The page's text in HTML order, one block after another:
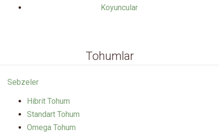
Koyuncular
Tohumlar
Sebzeler
Hibrit Tohum
Standart Tohum
Omega Tohum